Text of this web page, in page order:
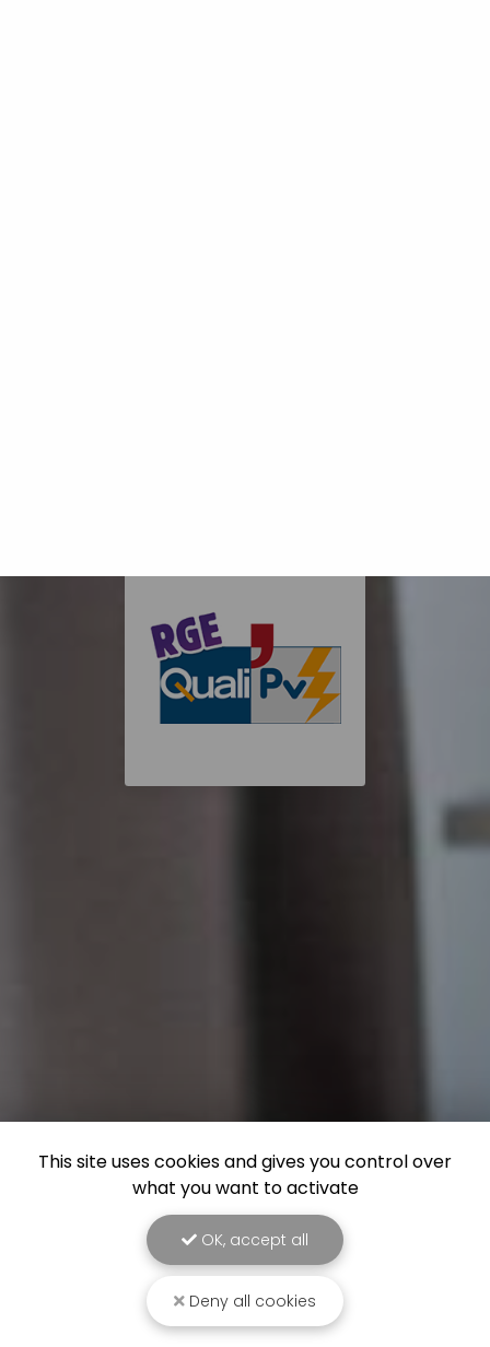
This site uses cookies and gives you control over
what you want to activate
OK, accept all
Deny all cookies